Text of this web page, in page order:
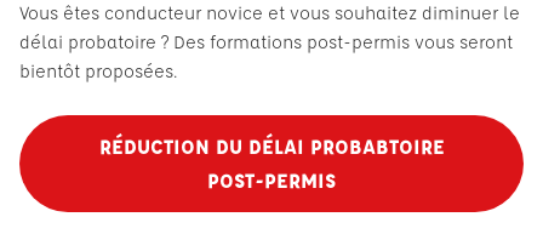
Vous êtes conducteur novice et vous souhaitez diminuer le
délai probatoire ? Des formations post-permis vous seront
bientôt proposées.
RÉDUCTION DU DÉLAI PROBABTOIRE
POST-PERMIS